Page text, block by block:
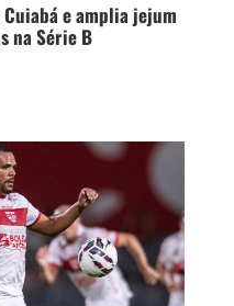
e amplia jejum
na Série B